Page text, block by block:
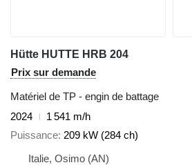
Hütte HUTTE HRB 204
Prix sur demande
Matériel de TP - engin de battage
2024
1 541 m/h
Puissance 209 kW (284 ch)
Italie, Osimo (AN)